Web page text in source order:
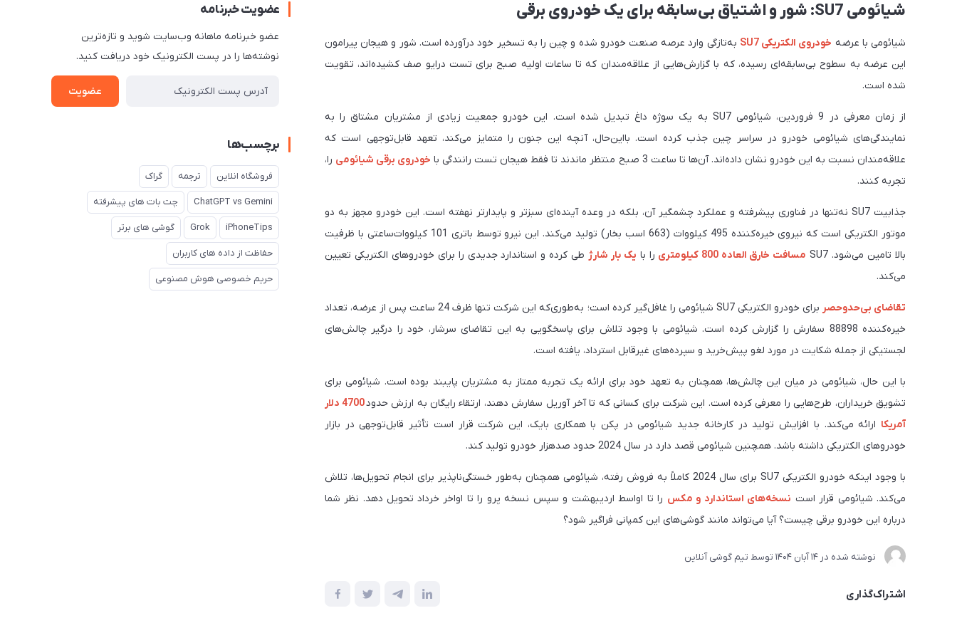
شیائومی SU7: شور و اشتیاق بی‌سابقه برای یک خودروی برقی
شیائومی با عرضه خودروی الکتریکی SU7
به‌تازگی وارد عرصه صنعت خودرو شده و چین را به تسخیر خود درآورده است. شور و هیجان پیرامون
این عرضه به سطوح بی‌سابقه‌ای رسیده، که با گزارش‌هایی از علاقه‌مندان که تا ساعات اولیه صبح برای تست درایو صف کشیده‌اند، تقویت
شده است.
از زمان معرفی در 9 فروردین، شیائومی SU7 به یک سوژه داغ تبدیل شده است. این خودرو جمعیت زیادی از مشتریان مشتاق را به
نمایندگی‌های شیائومی خودرو در سراسر چین جذب کرده است. بااین‌حال، آنچه این جنون را متمایز می‌کند، تعهد قابل‌توجهی است که
علاقه‌مندان نسبت به این خودرو نشان داده‌اند. آن‌ها تا ساعت 3 صبح منتظر ماندند تا فقط هیجان تست رانندگی با
خودروی برقی شیائومی را،
تجربه کنند.
جذابیت SU7 نه‌تنها در فناوری پیشرفته و عملکرد چشمگیر آن، بلکه در وعده آینده‌ای سبزتر و پایدارتر نهفته است. این خودرو مجهز به دو
موتور الکتریکی است که نیروی خیره‌کننده 495 کیلووات (663 اسب بخار) تولید می‌کند. این نیرو توسط باتری 101 کیلووات‌ساعتی با ظرفیت
بالا تامین می‌شود. SU7
مسافت خارق العاده 800 کیلومتری را با یک بار شارژ طی کرده و استاندارد جدیدی را برای خودروهای الکتریکی تعیین
می‌کند.
تقاضای بی‌حدوحصر
برای خودرو الکتریکی SU7 شیائومی را غافل‌گیر کرده است؛ به‌طوری‌که این شرکت تنها ظرف 24 ساعت پس از عرضه، تعداد
خیره‌کننده 88898 سفارش را گزارش کرده است. شیائومی با وجود تلاش برای پاسخگویی به این تقاضای سرشار، خود را درگیر چالش‌های
لجستیکی از جمله شکایت در مورد لغو پیش‌خرید و سپرده‌های غیرقابل استرداد، یافته است.
با این حال، شیائومی در میان این چالش‌ها، همچنان به تعهد خود برای ارائه یک تجربه ممتاز به مشتریان پایبند بوده است. شیائومی برای
تشویق خریداران، طرح‌هایی را معرفی کرده است. این شرکت برای کسانی که تا آخر آوریل سفارش دهند، ارتقاء رایگان به ارزش حدود
4700 دلار
آمریکا ارائه می‌کند. با افزایش تولید در کارخانه جدید شیائومی در پکن با همکاری بایک، این شرکت قرار است تأثیر قابل‌توجهی در بازار
خودروهای الکتریکی داشته باشد. همچنین شیائومی قصد دارد در سال 2024 حدود صدهزار خودرو تولید کند.
با وجود اینکه خودرو الکتریکی SU7 برای سال 2024 کاملاً به فروش رفته، شیائومی همچنان به‌طور خستگی‌ناپذیر برای انجام تحویل‌ها، تلاش
می‌کند. شیائومی قرار است نسخه‌های استاندارد و مکس را تا اواسط اردیبهشت و سپس نسخه پرو را تا اواخر خرداد تحویل دهد. نظر شما
درباره این خودرو برقی چیست؟ آیا می‌تواند مانند گوشی‌های این کمپانی فراگیر شود؟
نوشته شده در 14 آبان 1404 توسط تیم گوشی آنلاین
اشتراک‌گذاری
عضویت خبرنامه
عضو خبرنامه ماهانه وب‌سایت شوید و تازه‌ترین
نوشته‌ها را در پست الکترونیک خود دریافت کنید.
عضویت
برچسب‌ها
فروشگاه انلاین ترجمه گراک
ChatGPT vs Gemini چت بات های پیشرفته
iPhoneTips
Grok گوشی های برتر
حفاظت از داده های کاربران
حریم خصوصی هوش مصنوعی